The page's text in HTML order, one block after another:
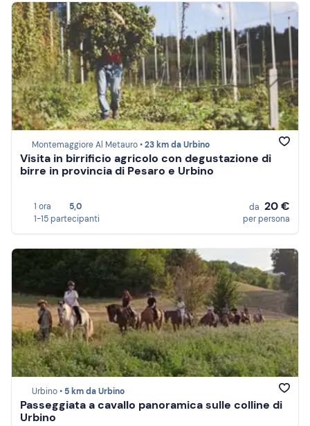
Montemaggiore Al Metauro •23 km da Urbino
Visita in birrificio agricolo con degustazione di
birre in provincia di Pesaro e Urbino
1 ora
5,0
1-15 partecipanti
da 20 €
per persona
Urbino • 5 km da Urbino
Passeggiata a cavallo panoramica sulle colline di
Urbino